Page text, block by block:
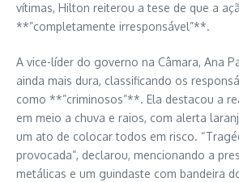
vítimas, Hilton reiterou a tese de que a
**”completamente irresponsável”**.
A vice-líder do governo na Câmara, Ana
ainda mais dura, classificando os
como **”criminosos”**. Ela destacou a
em meio a chuva e raios, com alerta
um ato de colocar todos em risco.
provocada”, declarou, mencionando a
metálicas e um guindaste com bandeira